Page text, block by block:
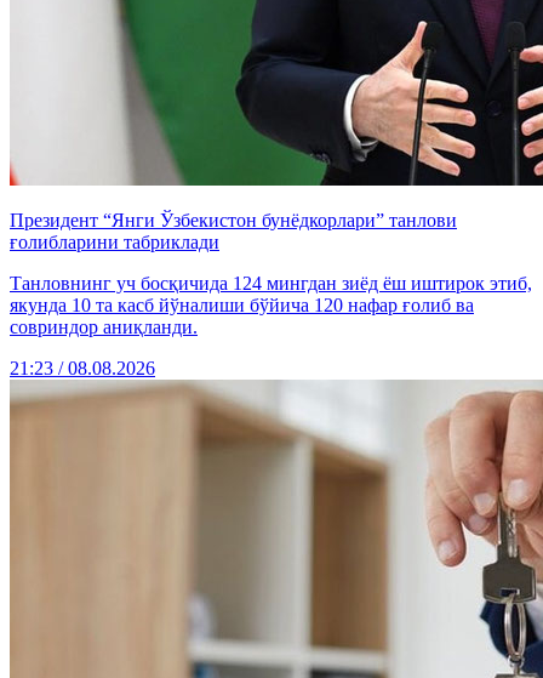
Президент “Янги Ўзбекистон бунёдкорлари” танлови
ғолибларини табриклади
Танловнинг уч босқичида 124 мингдан зиёд ёш иштирок этиб,
якунда 10 та касб йўналиши бўйича 120 нафар ғолиб ва
совриндор аниқланди.
21:23 / 08.08.2026